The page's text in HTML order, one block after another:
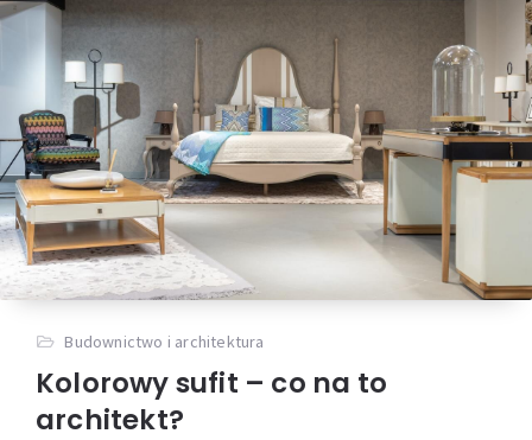
Budownictwo i architektura
Kolorowy sufit – co na to
architekt?